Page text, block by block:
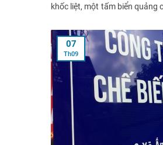
khốc liệt, một tấm biển quảng
07
Th09